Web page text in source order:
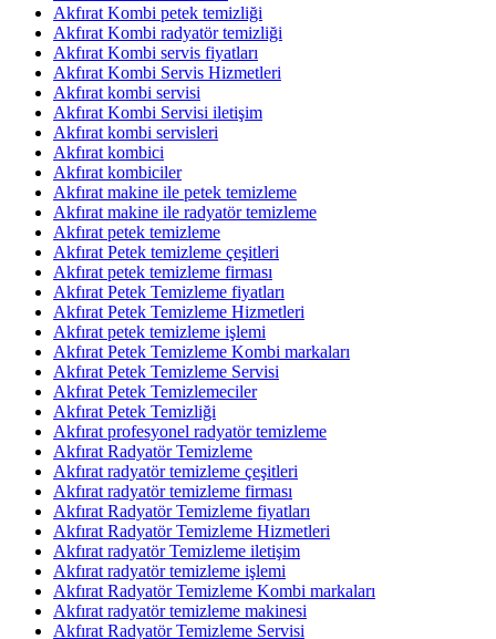
Akfırat Kombi petek temizliği
Akfırat Kombi radyatör temizliği
Akfırat Kombi servis fiyatları
Akfırat Kombi Servis Hizmetleri
Akfırat kombi servisi
Akfırat Kombi Servisi iletişim
Akfırat kombi servisleri
Akfırat kombici
Akfırat kombiciler
Akfırat makine ile petek temizleme
Akfırat makine ile radyatör temizleme
Akfırat petek temizleme
Akfırat Petek temizleme çeşitleri
Akfırat petek temizleme firması
Akfırat Petek Temizleme fiyatları
Akfırat Petek Temizleme Hizmetleri
Akfırat petek temizleme işlemi
Akfırat Petek Temizleme Kombi markaları
Akfırat Petek Temizleme Servisi
Akfırat Petek Temizlemeciler
Akfırat Petek Temizliği
Akfırat profesyonel radyatör temizleme
Akfırat Radyatör Temizleme
Akfırat radyatör temizleme çeşitleri
Akfırat radyatör temizleme firması
Akfırat Radyatör Temizleme fiyatları
Akfırat Radyatör Temizleme Hizmetleri
Akfırat radyatör Temizleme iletişim
Akfırat radyatör temizleme işlemi
Akfırat Radyatör Temizleme Kombi markaları
Akfırat radyatör temizleme makinesi
Akfırat Radyatör Temizleme Servisi